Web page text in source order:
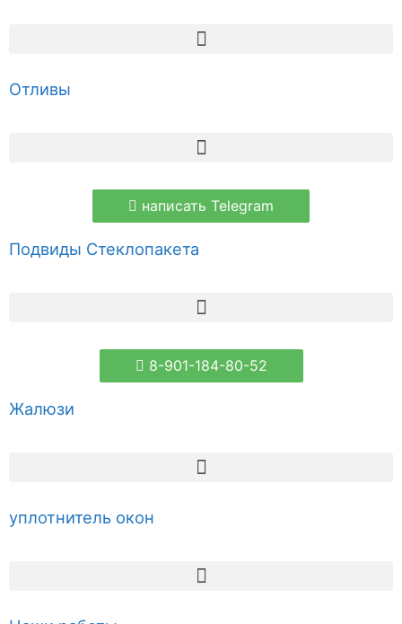
Отливы
написать Telegram
Подвиды Стеклопакета
8-901-184-80-52
Жалюзи
уплотнитель окон